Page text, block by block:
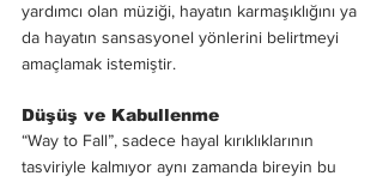
yardımcı olan müziği, hayatın karmaşıklığını ya
da hayatın sansasyonel yönlerini belirtmeyi
amaçlamak istemiştir.
Düşüş ve Kabullenme
“Way to Fall”, sadece hayal kırıklıklarının
tasviriyle kalmıyor aynı zamanda bireyin bu